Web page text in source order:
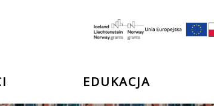
EDUKACJA